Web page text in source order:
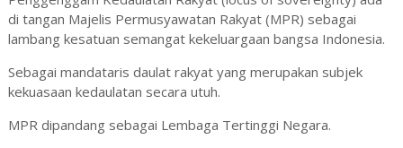
di tangan Majelis Permusyawatan Rakyat (MPR) sebagai
lambang kesatuan semangat kekeluargaan bangsa Indonesia.
Sebagai mandataris daulat rakyat yang merupakan subjek
kekuasaan kedaulatan secara utuh.
MPR dipandang sebagai Lembaga Tertinggi Negara.